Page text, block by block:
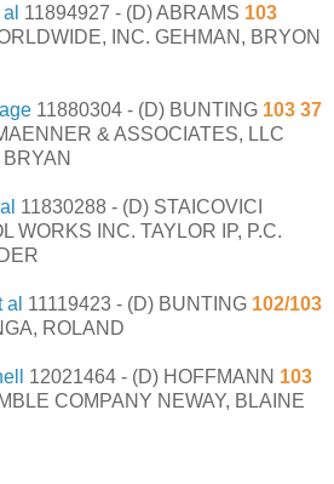
11894927 - (D) ABRAMS 103
INC. GEHMAN, BRYON
11880304 - (D) BUNTING 103 37
& ASSOCIATES, LLC
11830288 - (D) STAICOVICI
WORKS INC. TAYLOR IP, P.C.
11119423 - (D) BUNTING 102/103
ROLAND
12021464 - (D) HOFFMANN 103
COMPANY NEWAY, BLAINE